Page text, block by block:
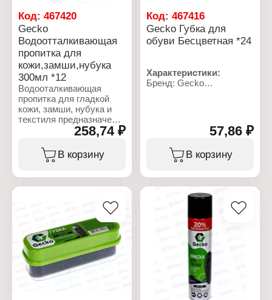
Код: 467420
Gecko
Водоотталкивающая
пропитка для
кожи,замши,нубука
300мл *12
Водооталкивающая
пропитка для гладкой
кожи, замши, нубука и
текстиля предназначена
для защиты любых
изделий из гладкой кожи,
замши, нубука, велюра и
текстиля от воды, снега,
предотвращает
образование пятен и
разводов.
Фторокарбоновые
смолы, входящие в
состав пропитки,
258,74 ₽
В корзину
Код:467416
Gecko Губка для
обуви Бесцветная *24
Характеристики:
Бренд: Gecko
Назначение: для обуви
Цвет: бесцветная
Форма: прямоугольная
57,86 ₽
В корзину